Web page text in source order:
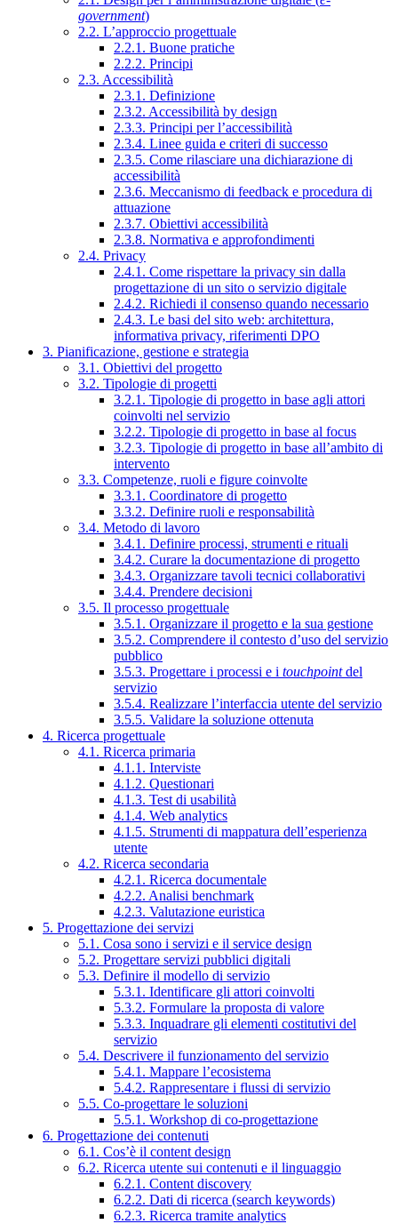
government)
2.2. L’approccio progettuale
2.2.1. Buone pratiche
2.2.2. Principi
2.3. Accessibilità
2.3.1. Definizione
2.3.2. Accessibilità by design
2.3.3. Principi per l’accessibilità
2.3.4. Linee guida e criteri di successo
2.3.5. Come rilasciare una dichiarazione di
accessibilità
2.3.6. Meccanismo di feedback e procedura di
attuazione
2.3.7. Obiettivi accessibilità
2.3.8. Normativa e approfondimenti
2.4. Privacy
2.4.1. Come rispettare la privacy sin dalla
progettazione di un sito o servizio digitale
2.4.2. Richiedi il consenso quando necessario
2.4.3. Le basi del sito web: architettura,
informativa privacy, riferimenti DPO
3. Pianificazione, gestione e strategia
3.1. Obiettivi del progetto
3.2. Tipologie di progetti
3.2.1. Tipologie di progetto in base agli attori
coinvolti nel servizio
3.2.2. Tipologie di progetto in base al focus
3.2.3. Tipologie di progetto in base all’ambito di
intervento
3.3. Competenze, ruoli e figure coinvolte
3.3.1. Coordinatore di progetto
3.3.2. Definire ruoli e responsabilità
3.4. Metodo di lavoro
3.4.1. Definire processi, strumenti e rituali
3.4.2. Curare la documentazione di progetto
3.4.3. Organizzare tavoli tecnici collaborativi
3.4.4. Prendere decisioni
3.5. Il processo progettuale
3.5.1. Organizzare il progetto e la sua gestione
3.5.2. Comprendere il contesto d’uso del servizio
pubblico
3.5.3. Progettare i processi e i touchpointdel
servizio
3.5.4. Realizzare l’interfaccia utente del servizio
3.5.5. Validare la soluzione ottenuta
4. Ricerca progettuale
4.1. Ricerca primaria
4.1.1. Interviste
4.1.2. Questionari
4.1.3. Test di usabilità
4.1.4. Web analytics
4.1.5. Strumenti di mappatura dell’esperienza
utente
4.2. Ricerca secondaria
4.2.1. Ricerca documentale
4.2.2. Analisi benchmark
4.2.3. Valutazione euristica
5. Progettazione dei servizi
5.1. Cosa sono i servizi e il service design
5.2. Progettare servizi pubblici digitali
5.3. Definire il modello di servizio
5.3.1. Identificare gli attori coinvolti
5.3.2. Formulare la proposta di valore
5.3.3. Inquadrare gli elementi costitutivi del
servizio
5.4. Descrivere il funzionamento del servizio
5.4.1. Mappare l’ecosistema
5.4.2. Rappresentare i flussi di servizio
5.5. Co-progettare le soluzioni
5.5.1. Workshop di co-progettazione
6. Progettazione dei contenuti
6.1. Cos’è il content design
6.2. Ricerca utente sui contenuti e il linguaggio
6.2.1. Content discovery
6.2.2. Dati di ricerca (search keywords)
6.2.3. Ricerca tramite analytics